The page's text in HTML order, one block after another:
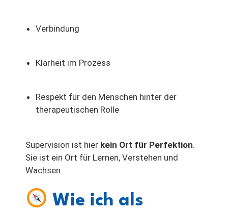
Verbindung
Klarheit im Prozess
Respekt für den Menschen hinter der
therapeutischen Rolle
Supervision ist hier kein Ort für Perfektion.
Sie ist ein Ort für Lernen, Verstehen und
Wachsen.
Wie ich als